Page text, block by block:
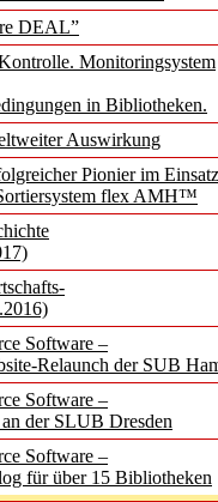
DEAL”
Monitoringsystem
in Bibliotheken.
Auswirkung
Pionier im
flex AMH™
Software –
Relaunch der SUB
Software –
der SLUB Dresden
Software –
für über 15 Bibliotheken
von
Welt
bis
in der
Media